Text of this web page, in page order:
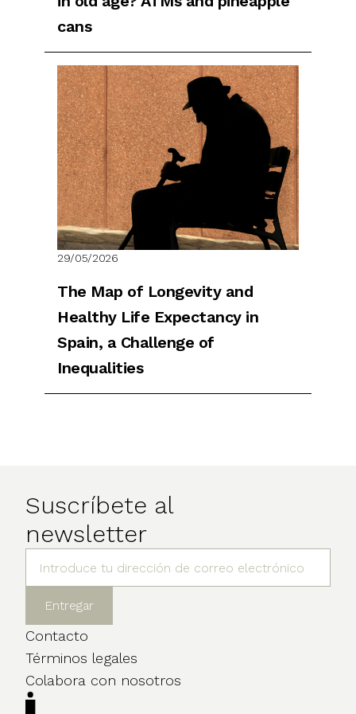
cans
29/05/2026
The Map of Longevity and
Healthy Life Expectancy in
Spain, a Challenge of
Inequalities
Suscríbete al
newsletter
Contacto
Términos legales
Colabora con nosotros